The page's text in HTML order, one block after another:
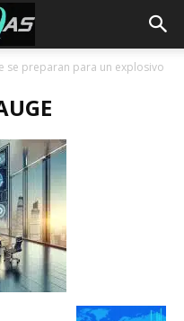
se preparan para un explosivo